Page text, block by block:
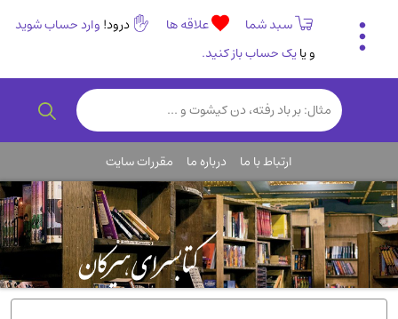
سبد شما علاقه ها درود! وارد حساب شوید
و یایک حساب باز کنید.
تاریخی و فرهنگی
(838)
رمان و داستان ایرانی(307)
روانشناسی(357)
انگلیسی و زبان خارجی(14)
کودکان و نوجوانان(76)
کتب نادر و کمیاب(19)
روانشناسی(112)
ارتباط با ما درباره ما مقررات سایت